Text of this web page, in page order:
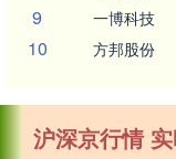
9 一博科技
10 方邦股份
沪深京行情